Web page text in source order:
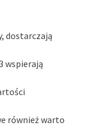
dostarczają
wspierają
również warto